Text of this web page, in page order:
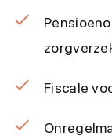
Fiscale